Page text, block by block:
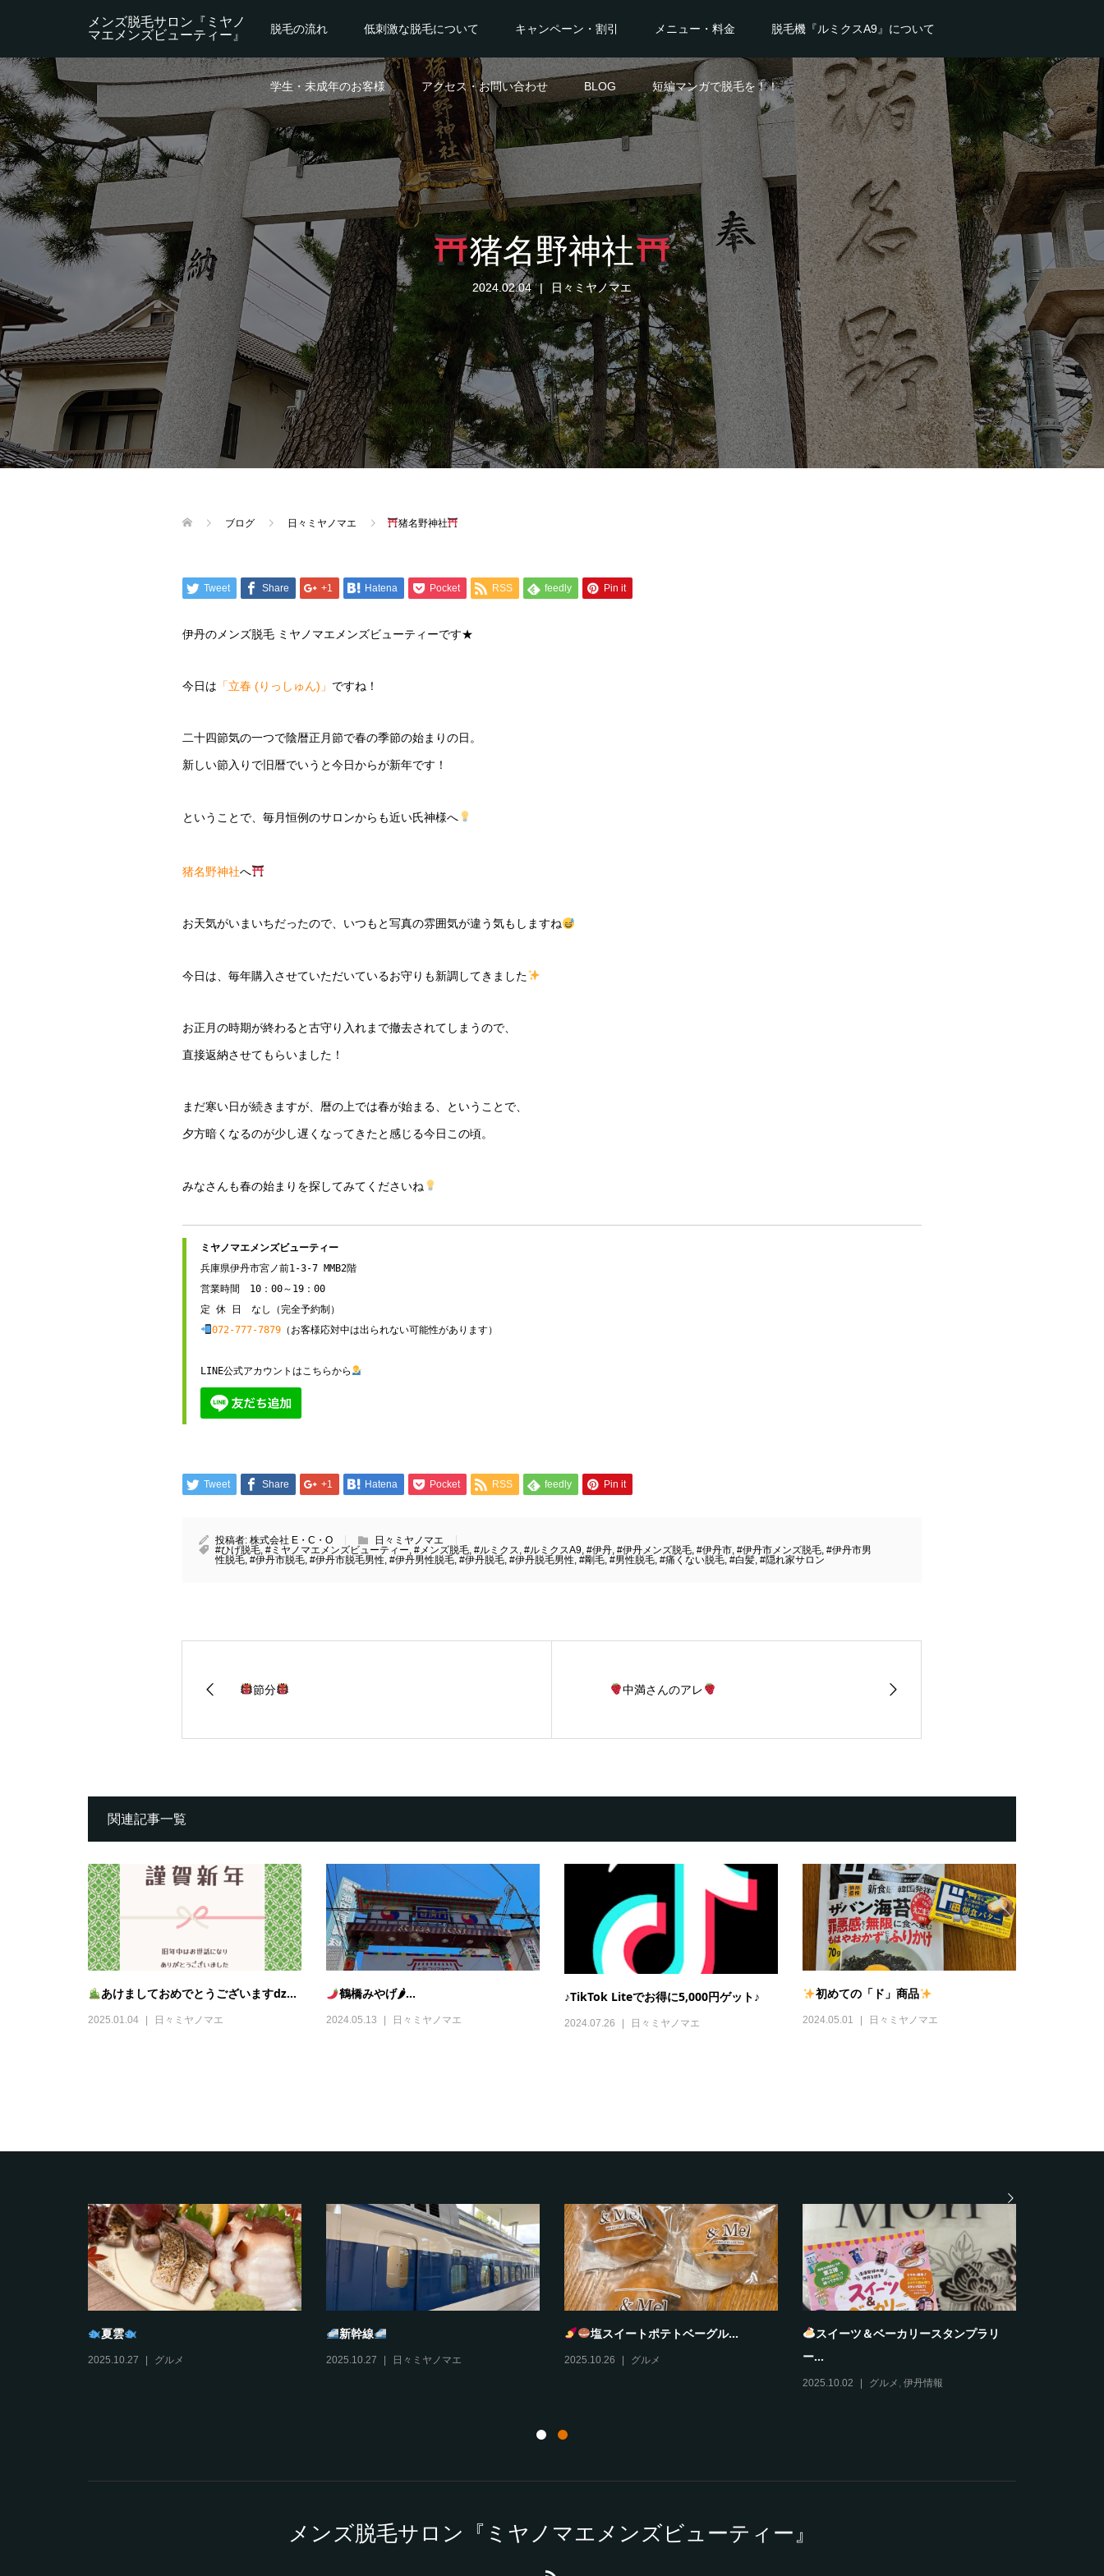
メンズ脱毛サロン『ミヤノ
マエメンズビューティー』
脱毛の流れ 低刺激な脱毛について キャンペーン・割引 メニュー・料金 脱毛機『ルミクスA9』について
学生・未成年のお客様 アクセス・お問い合わせ BLOG 短編マンガで脱毛を！！
猪名野神社
2024.02.04 日々ミヤノマエ
ブログ 日々ミヤノマエ 猪名野神社
Tweet Share +1 Hatena Pocket RSS feedly Pin it
伊丹のメンズ脱毛 ミヤノマエメンズビューティーです★
今日は 「立春 (りっしゅん)」 ですね！
二十四節気の一つで陰暦正月節で春の季節の始まりの日。
新しい節入りで旧暦でいうと今日からが新年です！
ということで、毎月恒例のサロンからも近い氏神様へ
猪名野神社へ
お天気がいまいちだったので、いつもと写真の雰囲気が違う気もしますね
今日は、毎年購入させていただいているお守りも新調してきました
お正月の時期が終わると古守り入れまで撤去されてしまうので、
直接返納させてもらいました！
まだ寒い日が続きますが、暦の上では春が始まる、ということで、
夕方暗くなるのが少し遅くなってきたと感じる今日この頃。
みなさんも春の始まりを探してみてくださいね
兵庫県伊丹市宮ノ前1-3-7 MMB2階
営業時間　10：00～19：00
072-777-7879（お客様応対中は出られない可能性があります）
LINE公式アカウントはこちらから
Tweet Share +1 Hatena Pocket RSS feedly Pin it
投稿者: 株式会社 E・C・O
日々ミヤノマエ
#ひげ脱毛, #ミヤノマエメンズビューティー, #メンズ脱毛, #ルミクス, #ルミクスA9, #伊丹, #伊丹メンズ脱毛, #伊丹市, #伊丹市メンズ脱毛, #伊丹市男
性脱毛, #伊丹市脱毛, #伊丹市脱毛男性, #伊丹男性脱毛, #伊丹脱毛, #伊丹脱毛男性, #剛毛, #男性脱毛, #痛くない脱毛, #白髪, #隠れ家サロン
節分 中満さんのアレ
関連記事一覧
あけましておめでとうございますǳ...
2025.01.04 日々ミヤノマエ
鶴橋みやげ🌶...
2024.05.13 日々ミヤノマエ
♪TikTok Liteでお得に5,000円ゲット♪
2024.07.26 日々ミヤノマエ
初めての「ド」商品
2024.05.01 日々ミヤノマエ
夏雲
2025.10.27 グルメ
新幹線
2025.10.27 日々ミヤノマエ
塩スイートポテトベーグル...
2025.10.26 グルメ
スイーツ＆ベーカリースタンプラリ
ー...
2025.10.02 グルメ 伊丹情報
メンズ脱毛サロン『ミヤノマエメンズビューティー』